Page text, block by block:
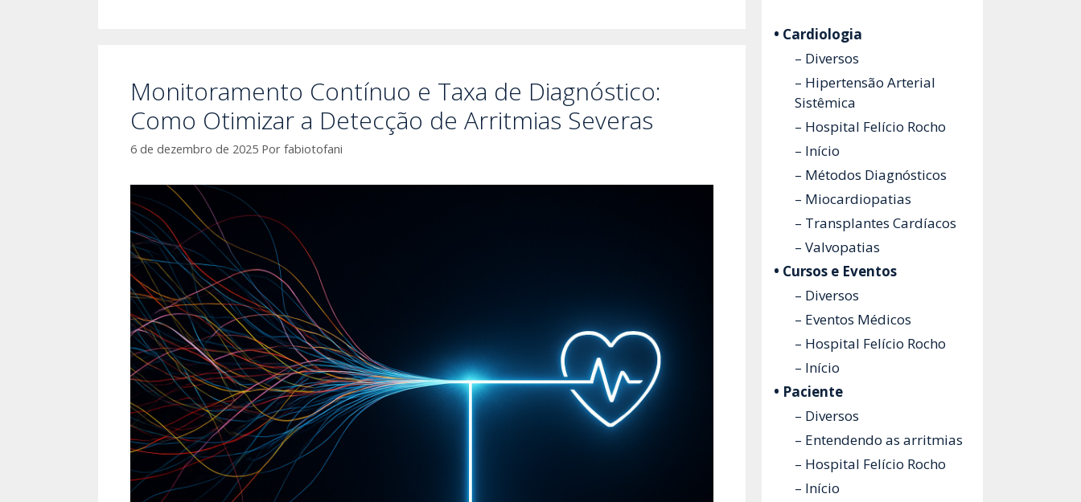
Monitoramento Contínuo e Taxa de Diagnóstico:
Como Otimizar a Detecção de Arritmias Severas
6 de dezembro de 2025 Por fabiotofani
• Cardiologia
– Diversos
– Hipertensão Arterial
Sistêmica
– Hospital Felício Rocho
– Início
– Métodos Diagnósticos
– Miocardiopatias
– Transplantes Cardíacos
– Valvopatias
• Cursos e Eventos
– Diversos
– Eventos Médicos
– Hospital Felício Rocho
– Início
• Paciente
– Diversos
– Entendendo as arritmias
– Hospital Felício Rocho
– Início